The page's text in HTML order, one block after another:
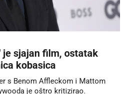
je sjajan film, ostatak
kobasica
s Benom Affleckom i Mattom
je oštro kritizirao.